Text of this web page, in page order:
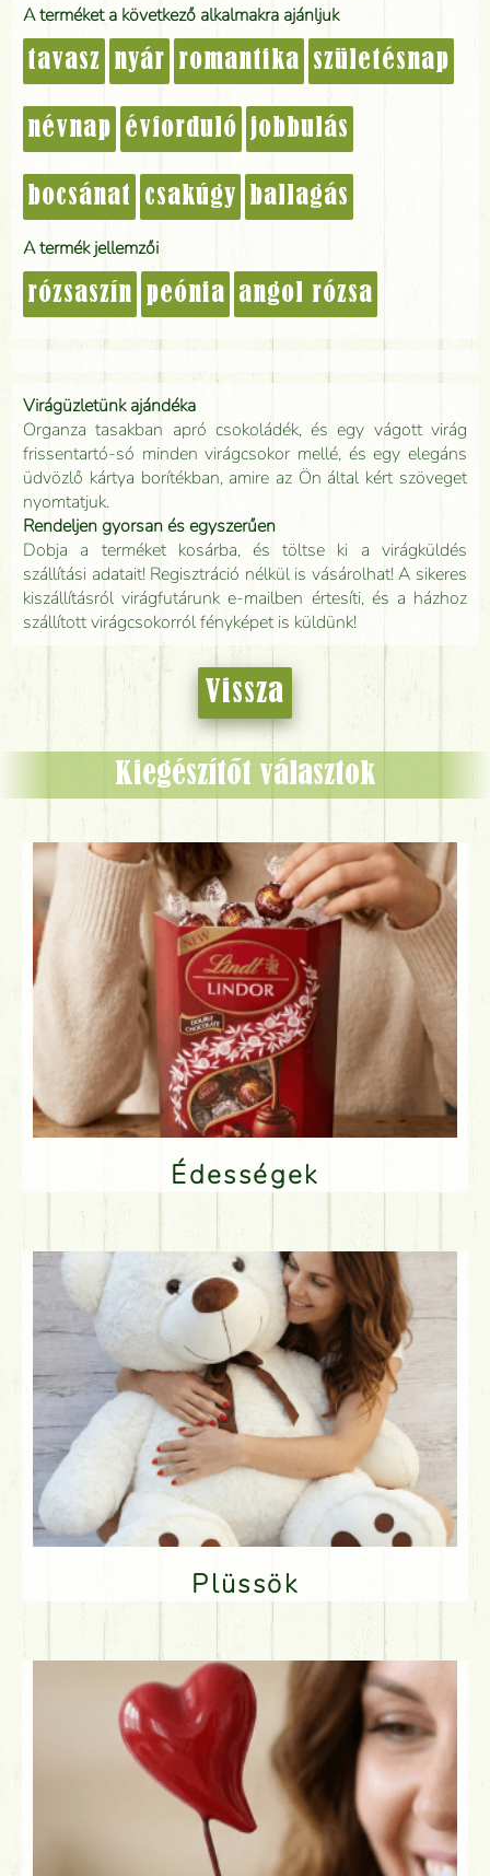
A terméket a következő alkalmakra ajánljuk
tavasz nyár romantika születésnap
névnap évforduló jobbulás
bocsánat csakúgy ballagás
A termék jellemzői
rózsaszín peónia angol rózsa
Virágüzletünk ajándéka
Organza tasakban apró csokoládék, és egy vágott virág
frissentartó-só minden virágcsokor mellé, és egy elegáns
üdvözlő kártya borítékban, amire az Ön által kért szöveget
nyomtatjuk.
Rendeljen gyorsan és egyszerűen
Dobja a terméket kosárba, és töltse ki a virágküldés
szállítási adatait! Regisztráció nélkül is vásárolhat! A sikeres
kiszállításról virágfutárunk e-mailben értesíti, és a házhoz
szállított virágcsokorról fényképet is küldünk!
Vissza
Kiegészítőt választok
Édességek
Plüssök